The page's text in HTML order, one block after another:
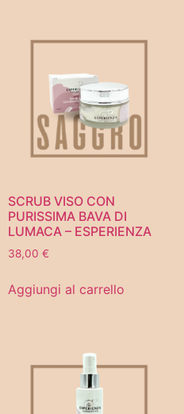
SCRUB VISO CON
PURISSIMA BAVA DI
LUMACA – ESPERIENZA
38,00 €
Aggiungi al carrello